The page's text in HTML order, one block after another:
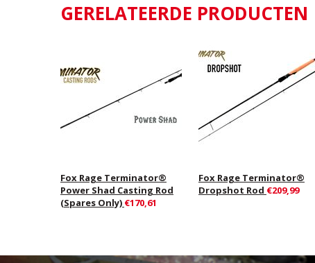
GERELATEERDE PRODUCTEN
Fox Rage Terminator®
Power Shad Casting Rod
(Spares Only) €170,61
Fox Rage Terminator®
Dropshot Rod €209,99